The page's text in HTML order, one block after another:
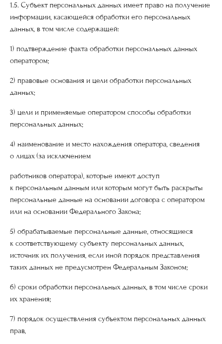
1.5. Субъект персональных данных имеет право на получение
информации, касающейся обработки его персональных
данных, в том числе содержащей:
1) подтверждение факта обработки персональных данных
оператором;
2) правовые основания и цели обработки персональных
данных;
3) цели и применяемые оператором способы обработки
персональных данных;
4) наименование и место нахождения оператора, сведения
о лицах (за исключением
работников оператора), которые имеют доступ
к персональным данным или которым могут быть раскрыты
персональные данные на основании договора с оператором
или на основании Федерального Закона;
5) обрабатываемые персональные данные, относящиеся
к соответствующему субъекту персональных данных,
источник их получения, если иной порядок представления
таких данных не предусмотрен Федеральным Законом;
6) сроки обработки персональных данных, в том числе сроки
их хранения;
7) порядок осуществления субъектом персональных данных
прав,